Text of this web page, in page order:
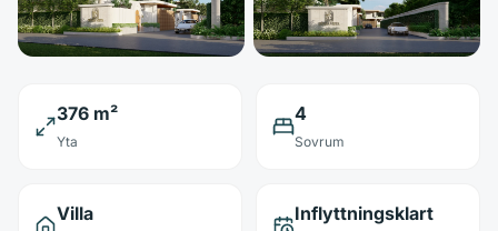
376 m²
Yta
4
Sovrum
Villa Inflyttningsklart